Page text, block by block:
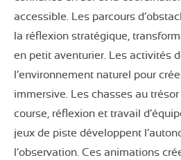
accessible. Les parcours
la réflexion stratégique,
en petit aventurier. Les activités
l’environnement naturel pour
immersive. Les chasses au
course, réflexion et travail
jeux de piste développent
l’observation. Ces animations